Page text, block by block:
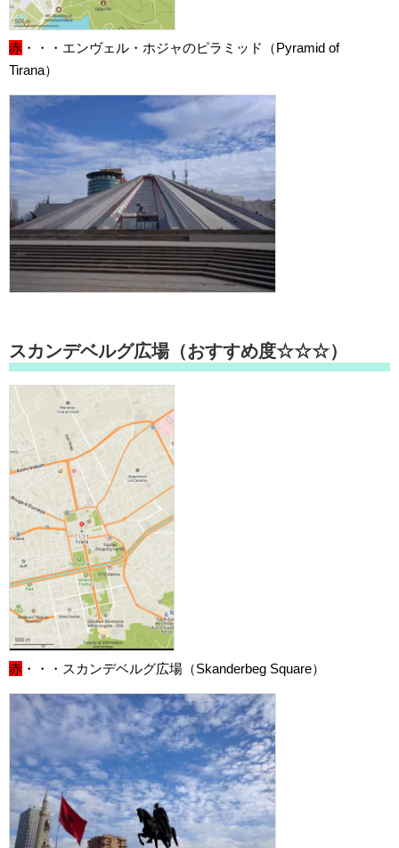
赤 ・・・エンヴェル・ホジャのピラミッド（Pyramid of
Tirana）
スカンデベルグ広場（おすすめ度☆☆☆）
赤 ・・・スカンデベルグ広場（Skanderbeg Square）